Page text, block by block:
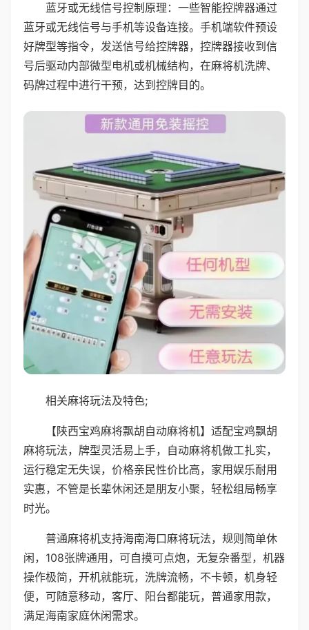
蓝牙或无线信号控制原理：一些智能控牌器通过
蓝牙或无线信号与手机等设备连接。手机端软件预设
好牌型等指令，发送信号给控牌器，控牌器接收到信
号后驱动内部微型电机或机械结构，在麻将机洗牌、
码牌过程中进行干预，达到控牌目的。
相关麻将玩法及特色;
【陕西宝鸡麻将飘胡自动麻将机】适配宝鸡飘胡
麻将玩法，牌型灵活易上手，自动麻将机做工扎实，
运行稳定无失误，价格亲民性价比高，家用娱乐耐用
实惠，不管是长辈休闲还是朋友小聚，轻松组局畅享
时光。
普通麻将机支持海南海口麻将玩法，规则简单休
闲，108张牌通用，可自摸可点炮，无复杂番型，机器
操作极简，开机就能玩，洗牌流畅，不卡顿，机身轻
便，可随意移动，客厅、阳台都能玩，普通家用款，
满足海南家庭休闲需求。